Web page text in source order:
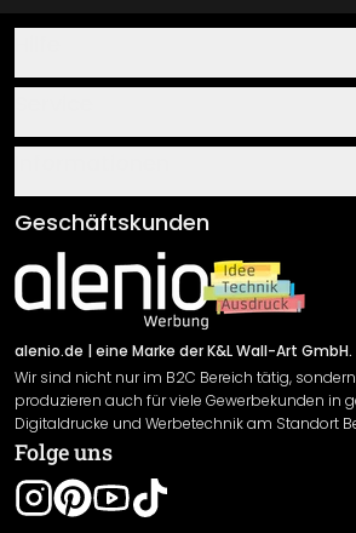
Über uns
Klebe- und Montageanleitungen
Newsletter An-/Abmeldung
Sendungsverfolgung
AGB
Impressum
Versand & Zahlung
Rücksendung
Widerrufsrecht
Datenschutzerklärung
Gewährleistung
Leistungserklärung / CE-Zeichen
Geschäftskunden
alenio.de | eine Marke der K&L Wall-Art GmbH.
Wir sind nicht nur im B2C Bereich tätig,
produzieren auch für viele Gewerbekunden in
Digitaldrucke und Werbetechnik am Standort
Folge uns